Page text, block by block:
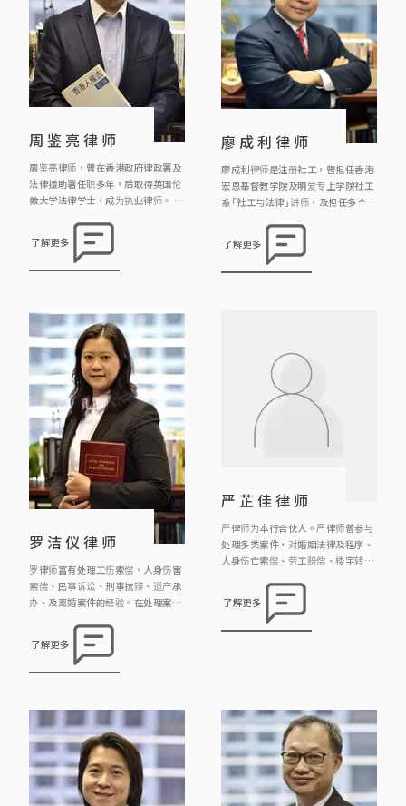
周鉴亮律师
周鉴亮律师，曾在香港政府律政署及
法律援助署任职多年，后取得英国伦
敦大学法律学士，成为执业律师。 周
由多间社会服务团体(如明爱中心家
庭服务，圣匠堂社区中心，香港社会
工作者总工会)举办婚姻与和赡养费
了解更多
廖成利律师
廖成利律师是注册社工，曾担任香港
宏恩基督教学院及明爱专上学院社工
系「社工与法律」讲师，及担任多个慈
伙人及注册婚姻监礼人。他的主要工
作范围包括民事、刑事、婚姻事务、
遗产、雇员补偿及个人伤亡赔偿。
了解更多
罗洁仪律师
罗律师富有处理工伤索偿、人身伤害
索偿、民事诉讼、刑事抗辩、遗产承
办、及离婚案件的经验。在处理案件
实际的解决方案。 罗律师积极贡献社
会，过去为不同区议员及慈善团体提
供社区义务法律咨询服务，亦为多间
问。 此外，罗律师曾为头条日报《法
理之间》撰写专栏文章，亦 […]
了解更多
严芷佳律师
严律师为本行合伙人。严律师曾参与
处理多类案件，对婚姻法律及程序、
人身伤亡索偿、劳工赔偿、楼宇转让
了解更多